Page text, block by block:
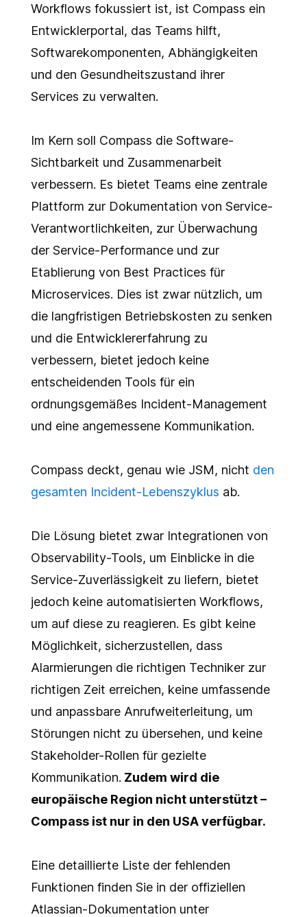
Workflows fokussiert ist, ist Compass ein
Entwicklerportal, das Teams hilft,
Softwarekomponenten, Abhängigkeiten
und den Gesundheitszustand ihrer
Services zu verwalten.
Im Kern soll Compass die Software-
Sichtbarkeit und Zusammenarbeit
verbessern. Es bietet Teams eine zentrale
Plattform zur Dokumentation von Service-
Verantwortlichkeiten, zur Überwachung
der Service-Performance und zur
Etablierung von Best Practices für
Microservices. Dies ist zwar nützlich, um
die langfristigen Betriebskosten zu senken
und die Entwicklererfahrung zu
verbessern, bietet jedoch keine
entscheidenden Tools für ein
ordnungsgemäßes Incident-Management
und eine angemessene Kommunikation.
Compass deckt, genau wie JSM, nicht den
gesamten Incident-Lebenszyklus ab.
Die Lösung bietet zwar Integrationen von
Observability-Tools, um Einblicke in die
Service-Zuverlässigkeit zu liefern, bietet
jedoch keine automatisierten Workflows,
um auf diese zu reagieren. Es gibt keine
Möglichkeit, sicherzustellen, dass
Alarmierungen die richtigen Techniker zur
richtigen Zeit erreichen, keine umfassende
und anpassbare Anrufweiterleitung, um
Störungen nicht zu übersehen, und keine
Stakeholder-Rollen für gezielte
Kommunikation. Zudem wird die
europäische Region nicht unterstützt –
Compass ist nur in den USA verfügbar.
Eine detaillierte Liste der fehlenden
Funktionen finden Sie in der offiziellen
Atlassian-Dokumentation unter